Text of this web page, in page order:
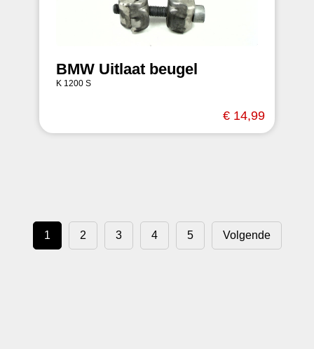
BMW Uitlaat beugel
K 1200 S
€ 14,99
1 2 3 4 5 Volgende